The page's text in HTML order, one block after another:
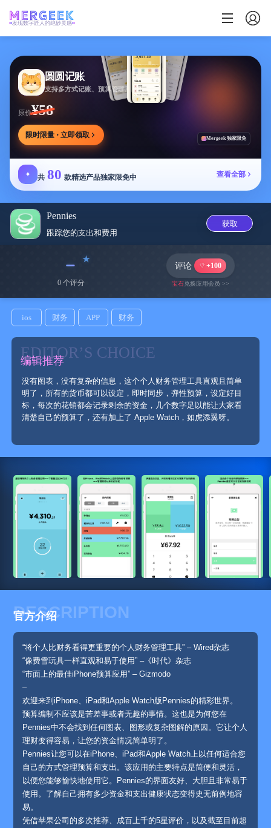
发现数字匠人的绝妙灵感
圆圆记账
支持多方式记账、预算管理及消费复盘，可本地保存
原价¥58
限时限量 · 立即领取 Mergeek 独家限免
✦ 共 80 款精选产品独家限免中 查看全部
Pennies
跟踪您的支出和费‪用‬
获取
﹣
0 个评分
评论 +100
宝石兑换应用会员 >>
ios 财务 APP 财务
EDITOR’S CHOICE
编辑推荐
没有图表，没有复杂的信息，这个个人财务管理工具直观且简单
明了，所有的货币都可以设定，即时同步，弹性预算，设定好目
标，每次的花销都会记录剩余的资金，几个数字足以能让大家看
清楚自己的预算了，还有加上了 Apple Watch，如虎添翼呀。
DESCRIPTION
官方介绍
“将个人比财务看得更重要的个人财务管理工具” – Wired杂志
“像费雪玩具一样直观和易于使用” –《时代》杂志
“市面上的最佳iPhone预算应用” – Gizmodo
–
欢迎来到iPhone、iPad和Apple Watch版Pennies的精彩世界。
预算编制不应该是苦差事或者无趣的事情。这也是为何您在
Pennies中不会找到任何图表、图形或复杂图解的原因。它让个人
理财变得容易，让您的资金情况简单明了。
Pennies让您可以在iPhone、iPad和Apple Watch上以任何适合您
自己的方式管理预算和支出。该应用的主要特点是简便和灵活，
以便您能够愉快地使用它。Pennies的界面友好、大胆且非常易于
使用。了解自己拥有多少资金和支出健康状态变得史无前例地容
易。
凭借苹果公司的多次推荐、成百上千的5星评价，以及截至目前超